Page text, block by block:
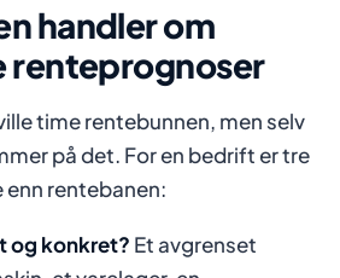
handler om
renteprognoser
time rentebunnen, men selv
på det. For en bedrift er tre
rentebanen:
og konkret? Et avgrenset